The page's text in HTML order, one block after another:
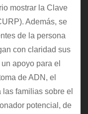
mostrar la Clave
Además, se
de la persona
con claridad sus
apoyo para el
de ADN, el
familias sobre el
potencial, de